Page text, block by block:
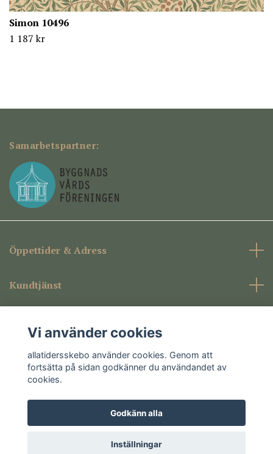
Simon 10496
1 187 kr
Samarbetspartner:
Öppettider & Adress
Kundtjänst
Sociala medier
© 2026 allatidersskebo
Vi använder cookies
allatidersskebo använder cookies. Genom att
fortsätta på sidan godkänner du användandet av
cookies.
Godkänn alla
Inställningar